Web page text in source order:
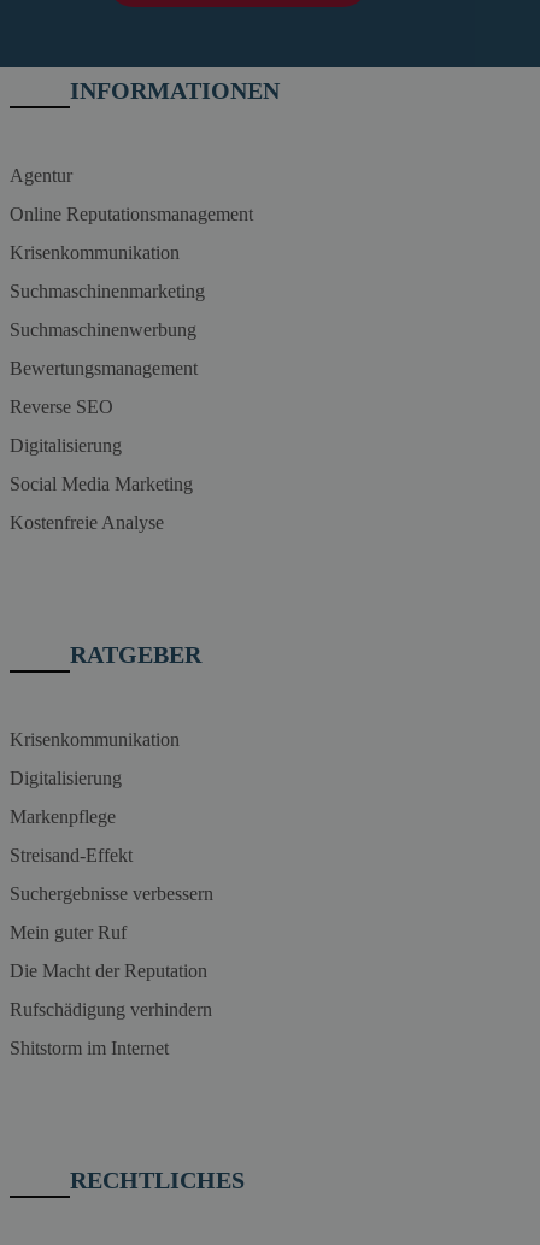
INFORMATIONEN
Agentur
Online Reputationsmanagement
Krisenkommunikation
Suchmaschinenmarketing
Suchmaschinenwerbung
Bewertungsmanagement
Reverse SEO
Digitalisierung
Social Media Marketing
Kostenfreie Analyse
RATGEBER
Krisenkommunikation
Digitalisierung
Markenpflege
Streisand-Effekt
Suchergebnisse verbessern
Mein guter Ruf
Die Macht der Reputation
Rufschädigung verhindern
Shitstorm im Internet
RECHTLICHES